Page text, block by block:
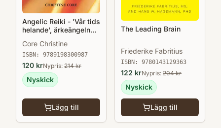
Angelic Reiki - 'Vår tids
helande', ärkeängeln
Core Christine
ISBN: 9789198300987
120 krNypris: 214kr
Nyskick
Lägg till
The Leading Brain
Friederike Fabritius
ISBN: 9780143129363
122 krNypris: 204kr
Nyskick
Lägg till